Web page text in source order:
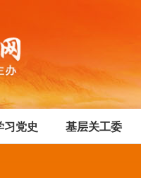
习党史 基层关工委